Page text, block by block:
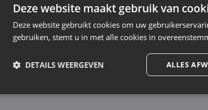
Schrijf je in voor de nieuwsbrief en blijf op
Wij informeren en tonen nieuws - zonder
Deze website maakt gebruik van
Deze website gebruikt cookies om uw
gebruiken, stemt u in met alle cookies in
ALLES
DETAILS WEERGEVEN